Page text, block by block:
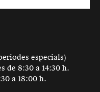
especials)
de 8:30 a 14:30 h.
a 18:00 h.